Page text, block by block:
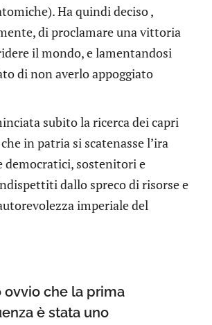
Ha quindi deciso ,
di proclamare una vittoria
il mondo, e lamentandosi
di non averlo appoggiato
subito la ricerca dei capri
in patria si scatenasse l’ira
democratici, sostenitori e
dallo spreco di risorse e
imperiale del
ovvio che la prima
è stata uno